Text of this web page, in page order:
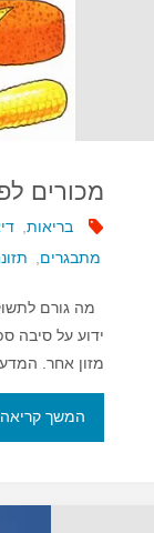
מכורים
בריאות
מתבגרים
מה גורם
ידוע על סיבה
מזון אחר.
המשך קריאה